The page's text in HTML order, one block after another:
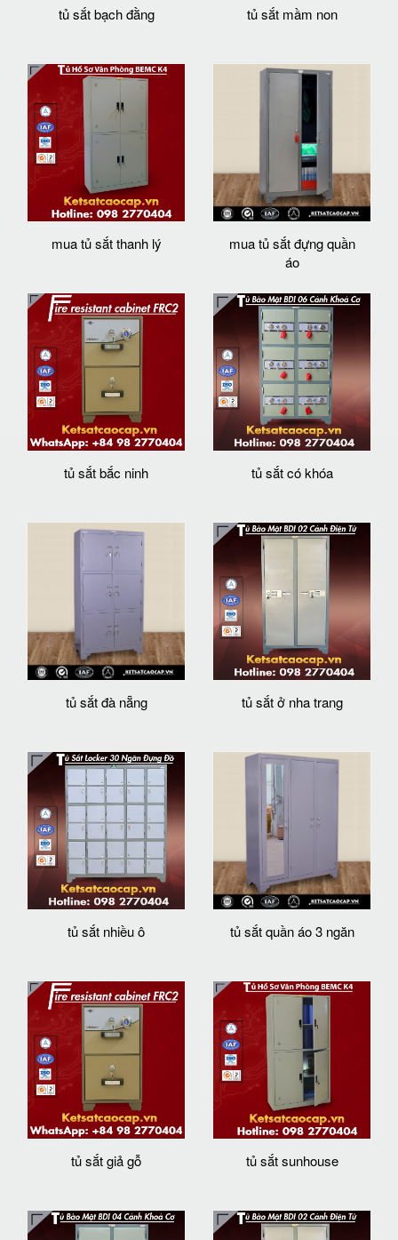
tủ sắt bạch đằng tủ sắt mầm non
mua tủ sắt thanh lý
mua tủ sắt đựng quần
áo
tủ sắt bắc ninh tủ sắt có khóa
tủ sắt đà nẵng tủ sắt ở nha trang
tủ sắt nhiều ô tủ sắt quần áo 3 ngăn
tủ sắt giả gỗ tủ sắt sunhouse